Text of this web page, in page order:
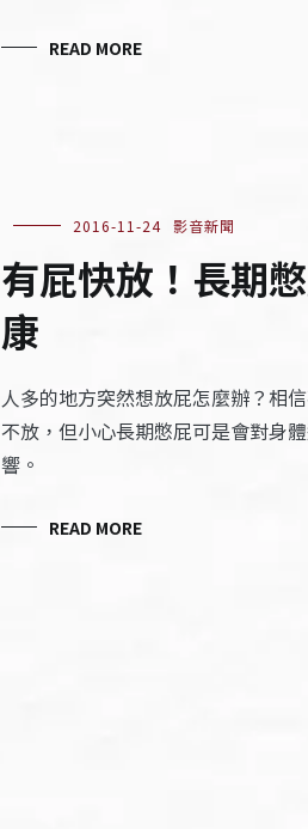
READ MORE
2016-11-24 影音新聞
有屁快放！長期
康
人多的地方突然想放屁怎麼辦？相
不放，但小心長期憋屁可是會對身
響。
READ MORE